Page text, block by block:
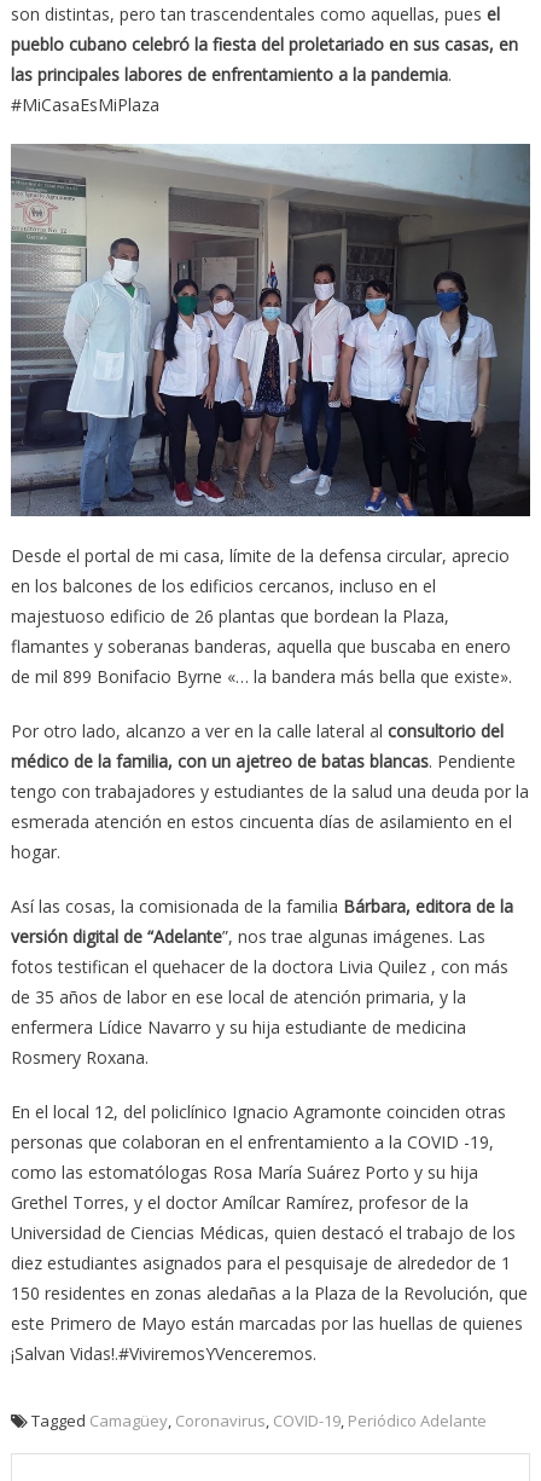
son distintas, pero tan trascendentales como aquellas, pues el
pueblo cubano celebró la fiesta del proletariado en sus casas, en
las principales labores de enfrentamiento a la pandemia.
#MiCasaEsMiPlaza
Desde el portal de mi casa, límite de la defensa circular, aprecio
en los balcones de los edificios cercanos, incluso en el
majestuoso edificio de 26 plantas que bordean la Plaza,
flamantes y soberanas banderas, aquella que buscaba en enero
de mil 899 Bonifacio Byrne «… la bandera más bella que existe».
Por otro lado, alcanzo a ver en la calle lateral al consultorio del
médico de la familia, con un ajetreo de batas blancas. Pendiente
tengo con trabajadores y estudiantes de la salud una deuda por la
esmerada atención en estos cincuenta días de asilamiento en el
hogar.
Así las cosas, la comisionada de la familia Bárbara, editora de la
versión digital de “Adelante”, nos trae algunas imágenes. Las
fotos testifican el quehacer de la doctora Livia Quilez , con más
de 35 años de labor en ese local de atención primaria, y la
enfermera Lídice Navarro y su hija estudiante de medicina
Rosmery Roxana.
En el local 12, del policlínico Ignacio Agramonte coinciden otras
personas que colaboran en el enfrentamiento a la COVID -19,
como las estomatólogas Rosa María Suárez Porto y su hija
Grethel Torres, y el doctor Amílcar Ramírez, profesor de la
Universidad de Ciencias Médicas, quien destacó el trabajo de los
diez estudiantes asignados para el pesquisaje de alrededor de 1
150 residentes en zonas aledañas a la Plaza de la Revolución, que
este Primero de Mayo están marcadas por las huellas de quienes
¡Salvan Vidas!.#ViviremosYVenceremos.
Tagged Camagüey, Coronavirus, COVID-19, Periódico Adelante